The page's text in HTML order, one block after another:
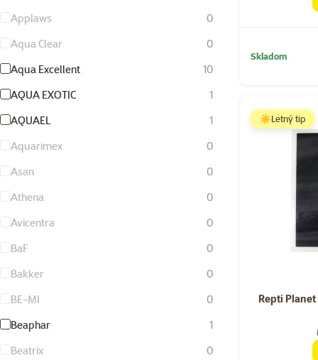
Applaws
0
Aqua Clear
0
Aqua Excellent
10
AQUA EXOTIC
1
AQUAEL
1
Aquarimex
0
Asan
0
Athena
0
Avicentra
0
BaF
0
Bakker
0
BE-MI
0
Beaphar
1
Beatrix
0
Skladom
Repti
☀️Letný tip